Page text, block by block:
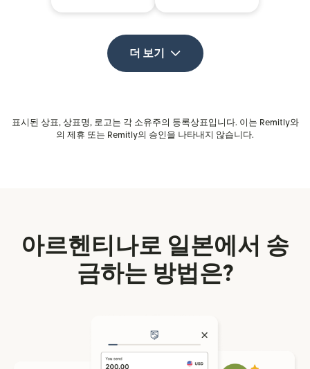
더 보기
표시된 상표, 상표명, 로고는 각 소유주의 등록상표입니다. 이는 Remitly와
의 제휴 또는 Remitly의 승인을 나타내지 않습니다.
아르헨티나로 일본에서 송
금하는 방법은?